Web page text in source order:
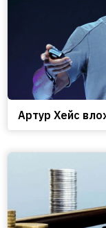
Артур Хейс